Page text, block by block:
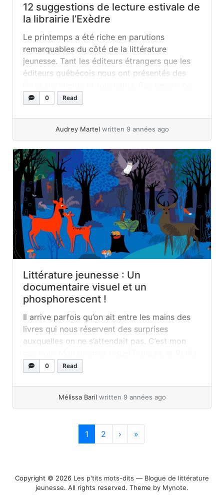
12 suggestions de lecture estivale de
la librairie l’Exèdre
Le printemps a été riche en parutions
remarquables du côté de la littérature
jeunesse. Tant les éditeurs étrangers que les
éditeurs québécois nous ont présentés des
vous dire que le choix a encore une fois été
sélectionner douze livres incontournables... »
read more
0 Read
Audrey Martel written 9 années ago
Littérature jeunesse : Un
documentaire visuel et un
phosphorescent !
Il arrive parfois qu’on ait entre les mains des
livres qui nous réservent des surprises
auxquelles on ne s’attendait pas. C’est mon
animaux de la nuit, deux types de
grands, l’autre album phosphorescent ! Mon
Premier Visuel français Voilà un imagier… qui...
0 Read
Mélissa Baril written 9 années ago
Current Page
1 Page
2 › »
Copyright © 2026 Les p'tits mots-dits ― Blogue de littérature
jeunesse. All rights reserved. Theme by Mynote.